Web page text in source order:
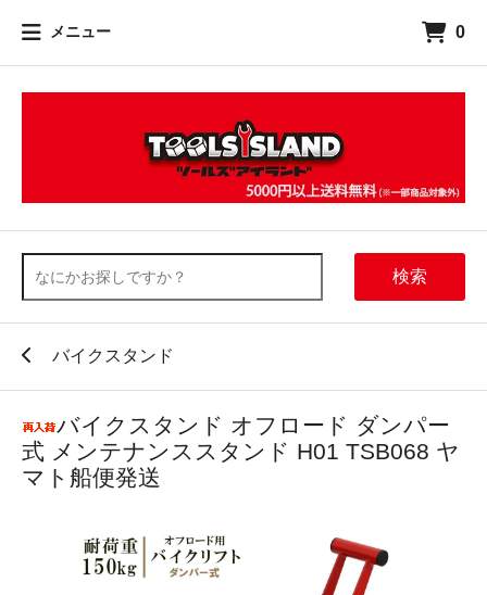
メニュー 0
検索
バイクスタンド
バイクスタンド オフロード ダンパー
式 メンテナンススタンド H01 TSB068 ヤ
マト船便発送